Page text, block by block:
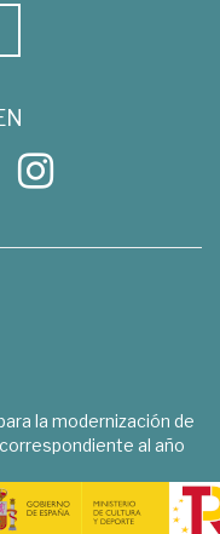
la modernización de
al año